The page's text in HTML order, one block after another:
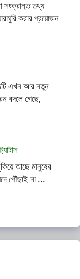
সংক্রান্ত তথ্য
করার প্রয়োজন
এখন আর নতুন
বদলে গেছে,
আছে মানুষের
পৌঁছাই না ...